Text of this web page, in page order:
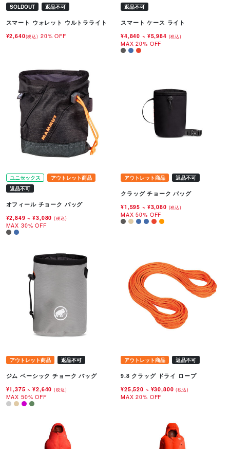
SOLDOUT
返品不可
スマート ウォレット ウルトラライト
¥2,640(税込) 20% OFF
返品不可
スマート ケース ライト
¥4,840 ~ ¥5,984 (税込)
MAX 20% OFF
ユニセックス
アウトレット商品
返品不可
オフィール チョーク バッグ
¥2,849~ ¥3,080(税込)
MAX 30% OFF
アウトレット商品 返品不可
クラッグ チョーク バッグ
¥1,595 ~ ¥3,080 (税込)
MAX 50% OFF
アウトレット商品 返品不可
ジム ベーシック チョーク バッグ
¥1,375~ ¥2,640(税込)
MAX 50% OFF
アウトレット商品 返品不可
9.8 クラッグ ドライ ロープ
¥25,520 ~ ¥30,800(税込)
MAX 20% OFF